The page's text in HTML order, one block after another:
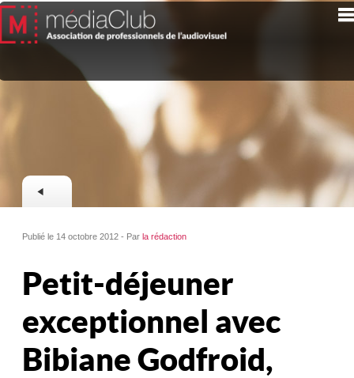
Publié le 14 octobre 2012 - Parla rédaction
Petit-déjeuner
exceptionnel avec
Bibiane Godfroid,